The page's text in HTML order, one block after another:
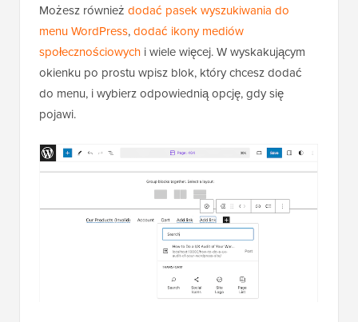
Możesz również dodać pasek wyszukiwania do
menu WordPress,dodać ikony mediów
społecznościowych i wiele więcej. W wyskakującym
okienku po prostu wpisz blok, który chcesz dodać
do menu, i wybierz odpowiednią opcję, gdy się
pojawi.